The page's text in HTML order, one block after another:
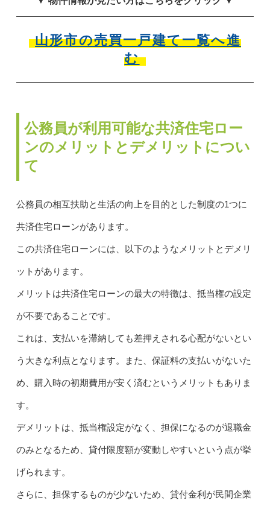
山形市の売買一戸建て一覧へ進
む
公務員が利用可能な共済住宅ロー
ンのメリットとデメリットについ
て
公務員の相互扶助と生活の向上を目的とした制度の1つに
共済住宅ローンがあります。
この共済住宅ローンには、以下のようなメリットとデメリ
ットがあります。
メリットは共済住宅ローンの最大の特徴は、抵当権の設定
が不要であることです。
これは、支払いを滞納しても差押えされる心配がないとい
う大きな利点となります。また、保証料の支払いがないた
め、購入時の初期費用が安く済むというメリットもありま
す。
デメリットは、抵当権設定がなく、担保になるのが退職金
のみとなるため、貸付限度額が変動しやすいという点が挙
げられます。
さらに、担保するものが少ないため、貸付金利が民間企業